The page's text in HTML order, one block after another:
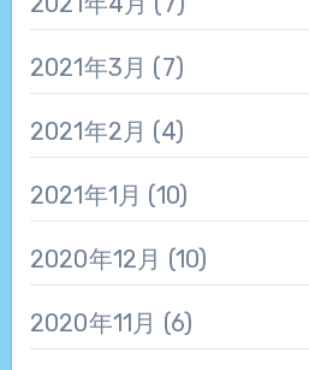
2021年3月 (7)
2021年2月 (4)
2021年1月 (10)
2020年12月 (10)
2020年11月 (6)